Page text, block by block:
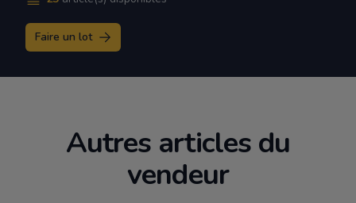
Faire un lot
Autres articles du
vendeur